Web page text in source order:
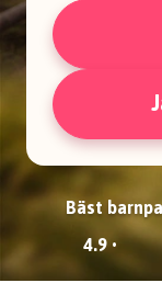
Bäst
4.9 •